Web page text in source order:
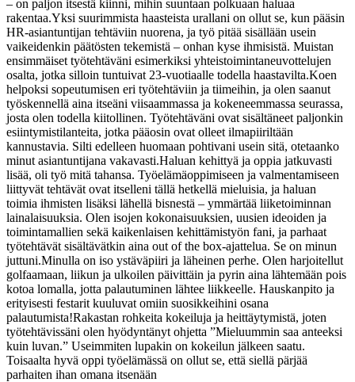
– on paljon itsestä kiinni, mihin suuntaan polkuaan haluaa
rakentaa.Yksi suurimmista haasteista urallani on ollut se, kun pääsin
HR-asiantuntijan tehtäviin nuorena, ja työ pitää sisällään usein
vaikeidenkin päätösten tekemistä – onhan kyse ihmisistä. Muistan
ensimmäiset työtehtäväni esimerkiksi yhteistoimintaneuvottelujen
osalta, jotka silloin tuntuivat 23-vuotiaalle todella haastavilta.Koen
helpoksi sopeutumisen eri työtehtäviin ja tiimeihin, ja olen saanut
työskennellä aina itseäni viisaammassa ja kokeneemmassa seurassa,
josta olen todella kiitollinen. Työtehtäväni ovat sisältäneet paljonkin
esiintymistilanteita, jotka pääosin ovat olleet ilmapiiriltään
kannustavia. Silti edelleen huomaan pohtivani usein sitä, otetaanko
minut asiantuntijana vakavasti.Haluan kehittyä ja oppia jatkuvasti
lisää, oli työ mitä tahansa. Työelämäoppimiseen ja valmentamiseen
liittyvät tehtävät ovat itselleni tällä hetkellä mieluisia, ja haluan
toimia ihmisten lisäksi lähellä bisnestä – ymmärtää liiketoiminnan
lainalaisuuksia. Olen isojen kokonaisuuksien, uusien ideoiden ja
toimintamallien sekä kaikenlaisen kehittämistyön fani, ja parhaat
työtehtävät sisältävätkin aina out of the box-ajattelua. Se on minun
juttuni.Minulla on iso ystäväpiiri ja läheinen perhe. Olen harjoitellut
golfaamaan, liikun ja ulkoilen päivittäin ja pyrin aina lähtemään pois
kotoa lomalla, jotta palautuminen lähtee liikkeelle. Hauskanpito ja
erityisesti festarit kuuluvat omiin suosikkeihini osana
palautumista!Rakastan rohkeita kokeiluja ja heittäytymistä, joten
työtehtävissäni olen hyödyntänyt ohjetta ”Mieluummin saa anteeksi
kuin luvan.” Useimmiten lupakin on kokeilun jälkeen saatu.
Toisaalta hyvä oppi työelämässä on ollut se, että siellä pärjää
parhaiten ihan omana itsenään